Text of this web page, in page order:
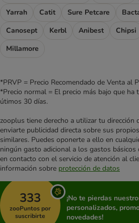
Yarrah
Catit Sure Petcare
Canosept
Kerbl Anibest Chipsi
Millamore
*PRVP = Precio Recomendado de Venta al
*Precio normal = El precio más bajo que ha
útimos 30 días.
zooplus tiene derecho a utilizar tu dirección
enviarte publicidad directa sobre sus
similares. Puedes oponerte a ello en
ningún gasto adicional a los gastos
en contacto con el servicio de atención al
información sobre protección de datos
333
zooPuntos por
suscribirte
¡No te pierdas
personalizados,
novedades!